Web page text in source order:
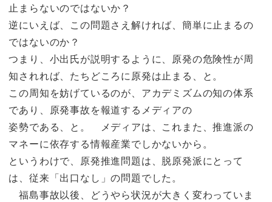
止まらないのではないか？
逆にいえば、この問題さえ解ければ、簡単に止まるの
ではないのか？
つまり、小出氏が説明するように、原発の危険性が周
知されれば、たちどころに原発は止まる、と。
この周知を妨げているのが、アカデミズムの知の体系
であり、原発事故を報道するメディアの
姿勢である、と。 メディアは、これまた、推進派の
マネーに依存する情報産業でしかないから。
というわけで、原発推進問題は、脱原発派にとって
は、従来「出口なし」の問題でした。
福島事故以後、どうやら状況が大きく変わっていま